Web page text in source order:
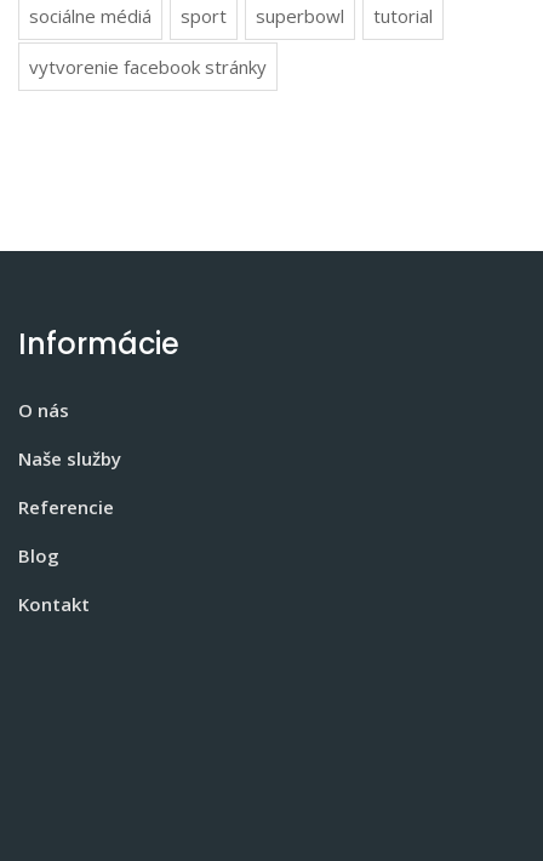
sociálne médiá sport superbowl tutorial
vytvorenie facebook stránky
Informácie
O nás
Naše služby
Referencie
Blog
Kontakt